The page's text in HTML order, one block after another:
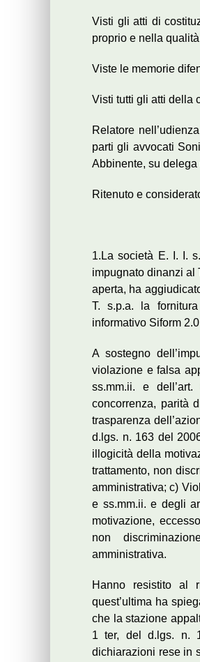
Visti gli atti di
proprio e nella
Viste le memorie
Visti tutti gli atti della
Relatore
parti gli avvocati
Abbinente, su delega
Ritenuto e
1.La società E. I. I.
impugnato dinanzi al
aperta, ha
T. s.p.a. la
informativo Siform
A sostegno
violazione e falsa
ss.mm.ii. e
concorrenza, parità
trasparenza
d.lgs. n. 163 del
illogicità della
trattamento, non
amministrativa; c)
e ss.mm.ii. e degli
motivazione,
non
amministrativa.
Hanno resistito al
quest’ultima ha
che la stazione
1 ter, del d.lgs. n.
dichiarazioni rese in